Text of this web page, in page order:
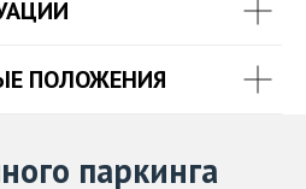
ПОЛОЖЕНИЯ
паркинга